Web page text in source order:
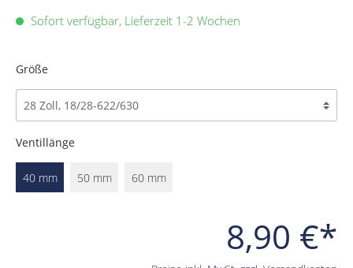
8,90 €*
Sofort verfügbar, Lieferzeit 1-2 Wochen
Größe
Ventillänge
40 mm 50 mm 60 mm